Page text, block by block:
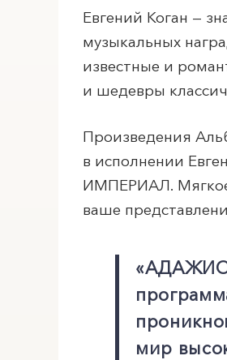
Евгений Коган —
музыкальных
известные и
и шедевры
Произведения
в исполнении
ИМПЕРИАЛ. Мягкое,
ваше
мир